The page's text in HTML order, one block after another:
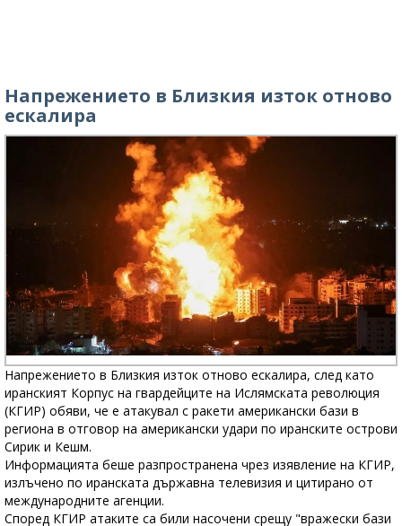
Напрежението в Близкия изток отново
ескалира
Напрежението в Близкия изток отново ескалира, след като
иранският Корпус на гвардейците на Ислямската революция
(КГИР) обяви, че е атакувал с ракети американски бази в
региона в отговор на американски удари по иранските острови
Сирик и Кешм.
Информацията беше разпространена чрез изявление на КГИР,
излъчено по иранската държавна телевизия и цитирано от
международните агенции.
Според КГИР атаките са били насочени срещу "вражески бази